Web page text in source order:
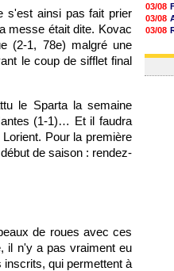
s'est ainsi pas fait prier
messe était dite. Kovac
(2-1, 78e) malgré une
le coup de sifflet final
le Sparta la semaine
(1-1)… Et il faudra
Pour la première
de saison : rendez-
de roues avec ces
il n'y a pas vraiment eu
qui permettent à
03/08
03/08
03/08
31/07